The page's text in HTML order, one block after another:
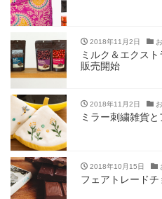
2018年11月2日
ミルク＆エクス
販売開始
2018年11月2日
ミラー刺繍雑貨
2018年10月15日
フェアトレード